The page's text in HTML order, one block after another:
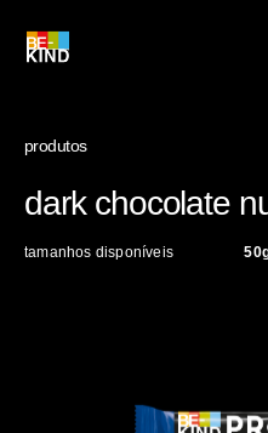
produtos
dark chocolate
tamanhos disponíveis